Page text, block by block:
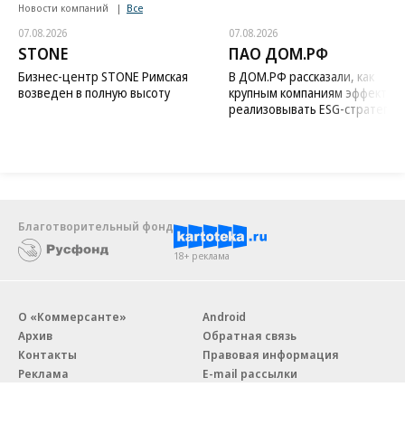
Новости компаний Все
07.08.2026
STONE
Бизнес-центр STONE Римская
возведен в полную высоту
07.08.2026
ПАО ДОМ.РФ
В ДОМ.РФ рассказали, как
крупным компаниям
реализовывать ESG-стратегию
Благотворительный фонд
18+ реклама
О «Коммерсанте»
Архив
Контакты
Реклама
Android
Обратная связь
Правовая информация
E-mail рассылки